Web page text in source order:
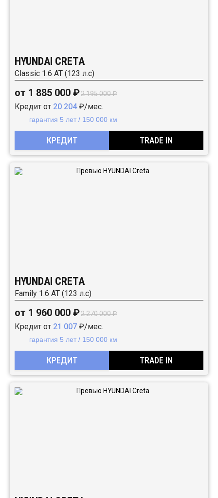
HYUNDAI CRETA
Classic 1.6 АТ (123 л.с)
от 1 885 000 ₽2 195 000 ₽
Кредит от 20 204₽/мес.
гарантия 5 лет / 150 000 км
КРЕДИТ TRADE IN
HYUNDAI CRETA
Family 1.6 АТ (123 л.с)
от 1 960 000 ₽2 270 000 ₽
Кредит от 21 007 ₽/мес.
гарантия 5 лет / 150 000 км
КРЕДИТ TRADE IN